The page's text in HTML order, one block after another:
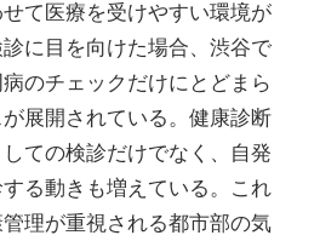
て医療を受けやすい環境が
に目を向けた場合、渋谷で
のチェックだけにとどまら
展開されている。健康診断
ての検診だけでなく、自発
る動きも増えている。これ
理が重視される都市部の気